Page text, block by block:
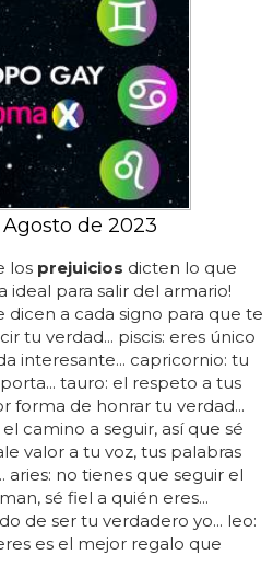
de 2023
los prejuicios dicten lo que
ideal para salir del armario!
dicen a cada signo para que te
tu verdad... piscis: eres único
interesante... capricornio: tu
tauro: el respeto a tus
forma de honrar tu verdad...
camino a seguir, así que sé
valor a tu voz, tus palabras
aries: no tienes que seguir el
sé fiel a quién eres...
de ser tu verdadero yo... leo:
es el mejor regalo que